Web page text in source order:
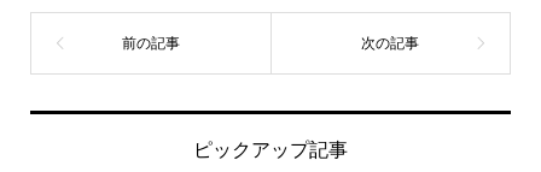
ピックアップ記事